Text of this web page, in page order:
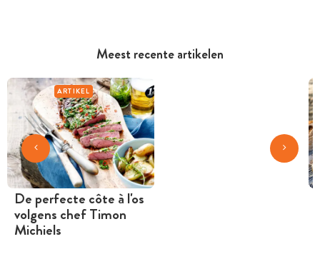
Meest recente artikelen
ARTIKEL
De perfecte côte à l'os
volgens chef Timon
Michiels